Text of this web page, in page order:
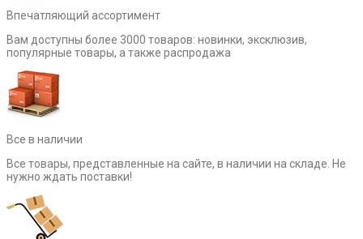
Впечатляющий ассортимент
Вам доступны более 3000 товаров: новинки, эксклюзив,
популярные товары, а также распродажа
Все в наличии
Все товары, представленные на сайте, в наличии на складе. Не
нужно ждать поставки!